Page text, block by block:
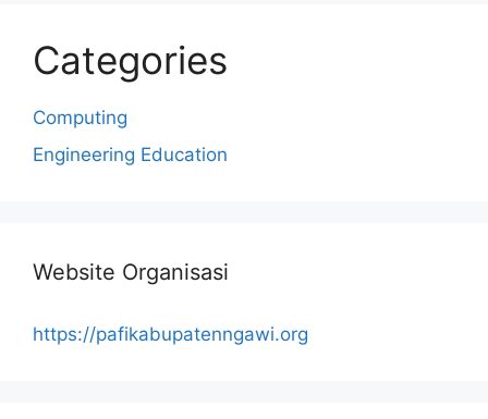
Categories
Computing
Engineering Education
Website Organisasi
https://pafikabupatenngawi.org